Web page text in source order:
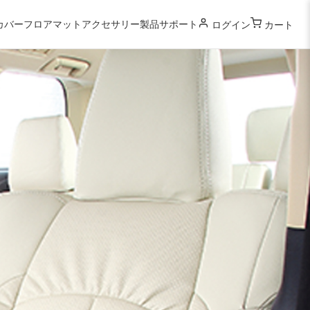
バーフロアマット アクセサリー製品サポート ログイン カート